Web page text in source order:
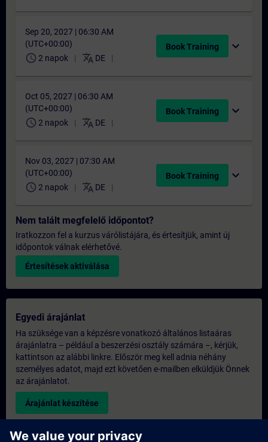
Sep 20, 2027 | 06:30 AM
(UTC+00:00)
schedule 2 napok translate DE
Book Training expand_more
Oct 05, 2027 | 06:30 AM
(UTC+00:00)
schedule 2 napok translate DE
Book Training expand_more
Nov 03, 2027 | 07:30 AM
(UTC+00:00)
schedule 2 napok translate DE
Book Training expand_more
Nem talált megfelelő időpontot?
Iratkozzon fel a kurzus várólistájára, és értesítjük, amint új
időpontok válnak elérhetővé.
Értesítések aktiválása
Egyedi árajánlat
Ha szüksége van a képzésre vonatkozó általános listaáras
árajánlatra – például a beszerzési osztály számára –, kérjük,
kattintson az alábbi linkre. Először meg kell adnia néhány
személyes adatot, majd ezt követően e-mailben elküldjük Önnek
az árajánlatot.
Árajánlat készítése